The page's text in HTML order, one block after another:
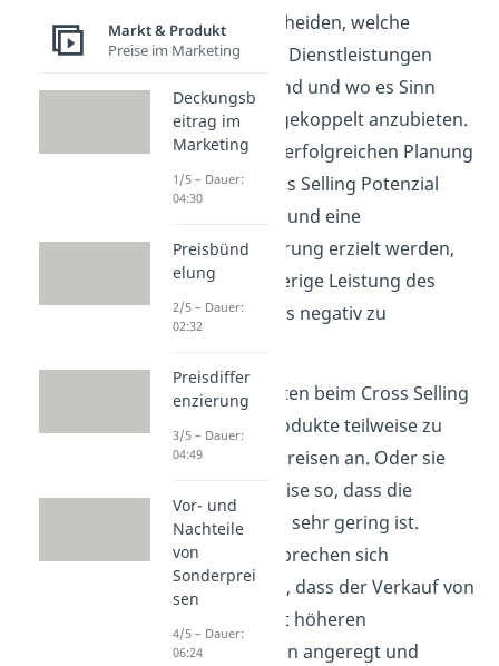
müssen entscheiden, welche
Produkte und Dienstleistungen
kompatibel sind und wo es Sinn
macht, diese gekoppelt anzubieten.
Nur mit einer erfolgreichen Planung
kann das Cross Selling Potenzial
ausgeschöpft und eine
Umsatzsteigerung erzielt werden,
ohne die bisherige Leistung des
Unternehmens negativ zu
Verkäufer bieten beim Cross Selling
ihre Nebenprodukte teilweise zu
Selbstkostenpreisen an. Oder sie
setzen die Preise so, dass die
Gewinnmarge sehr gering ist.
Dadurch versprechen sich
Unternehmen, dass der Verkauf von
Produkten mit höheren
Gewinnmargen angeregt und
Markt & Produkt
Preise im Marketing
Deckungsb
eitrag im
Marketing
1/5 – Dauer:
04:30
Preisbünd
elung
2/5 – Dauer:
02:32
Preisdiffer
enzierung
3/5 – Dauer:
04:49
Vor- und
Nachteile
von
Sonderprei
sen
4/5 – Dauer:
06:24